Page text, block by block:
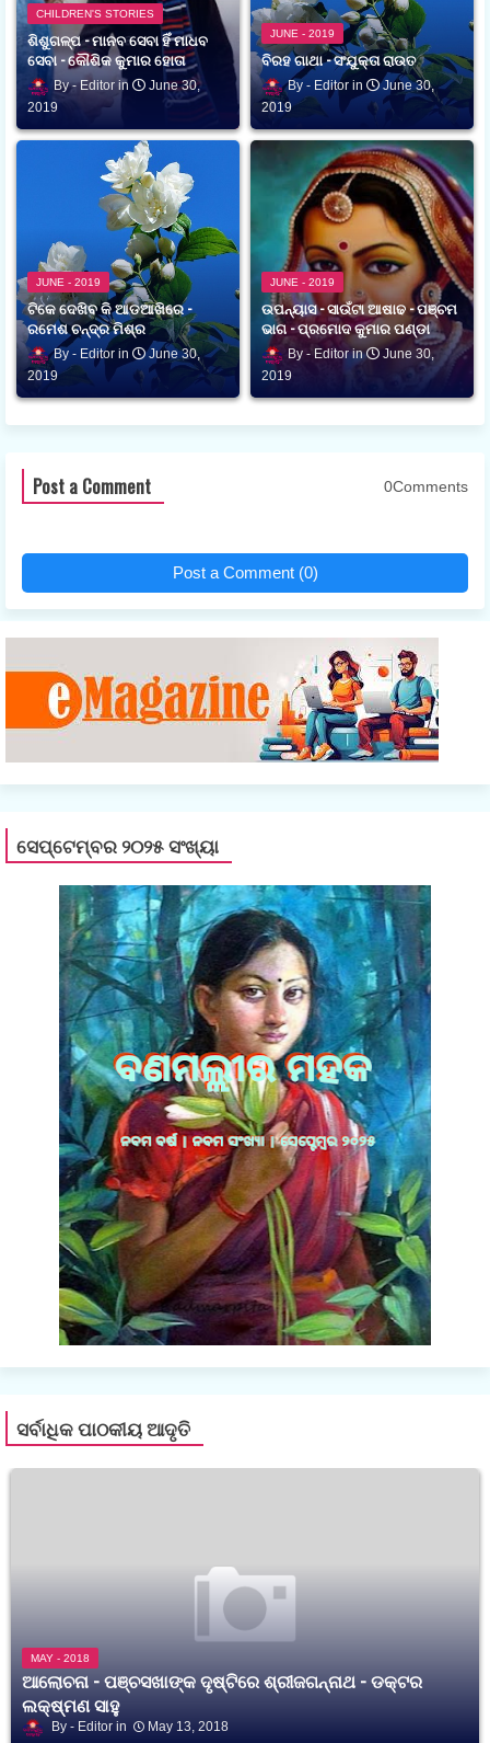
CHILDREN'S STORIES
ଶିଶୁଗଳ୍ପ - ମାନବ ସେବା ହିଁ ମାଧବ
ସେବା - କୌଶିକ କୁମାର ହୋତା
Editor
June 30,
2019
JUNE - 2019
ବିରହ ଗାଥା - ସଂଯୁକ୍ତା ରାଉତ
Editor
June 30,
2019
JUNE - 2019
ଟିକେ ଦେଖିବ କି ଆଡଆଖିରେ -
ରମେଶ ଚନ୍ଦ୍ର ମିଶ୍ର
Editor
June 30,
2019
JUNE - 2019
ଉପନ୍ୟାସ - ସାଉଁଟା ଆଷାଢ - ପଞ୍ଚମ
ଭାଗ - ପ୍ରମୋଦ କୁମାର ପଣ୍ଡା
Editor
June 30,
2019
Post a Comment 0Comments
Post a Comment (0)
ସେପ୍ଟେମ୍ବର ୨୦୨୫ ସଂଖ୍ୟା
ସର୍ବାଧିକ ପାଠକୀୟ ଆଦୃତି
MAY - 2018
ଆଲୋଚନା - ପଞ୍ଚସଖାଙ୍କ ଦୃଷ୍ଟିରେ ଶ୍ରୀଜଗନ୍ନାଥ - ଡକ୍ଟର
ଲକ୍ଷ୍ମଣ ସାହୁ
Editor May 13, 2018